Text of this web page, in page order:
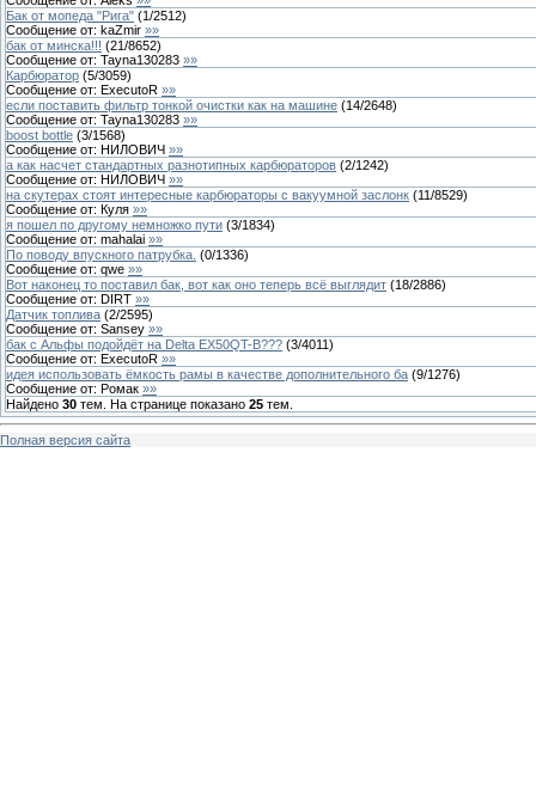
Бак от мопеда "Рига" (1/2512)
Сообщение от: kaZmir »»
бак от минска!!! (21/8652)
Сообщение от: Tayna130283 »»
Карбюратор (5/3059)
Сообщение от: ExecutoR »»
если поставить фильтр тонкой очистки как на машине (14/2648)
Сообщение от: Tayna130283 »»
boost bottle (3/1568)
Сообщение от: НИЛОВИЧ »»
а как насчет стандартных разнотипных карбюраторов (2/1242)
Сообщение от: НИЛОВИЧ »»
на скутерах стоят интересные карбюраторы с вакуумной заслонк (11/8529)
Сообщение от: Куля »»
я пошел по другому немножко пути (3/1834)
Сообщение от: mahalai »»
По поводу впускного патрубка. (0/1336)
Сообщение от: qwe »»
Вот наконец то поставил бак, вот как оно теперь всё выглядит (18/2886)
Сообщение от: DIRT »»
Датчик топлива (2/2595)
Сообщение от: Sansey »»
бак с Альфы подойдёт на Delta EX50QT-B??? (3/4011)
Сообщение от: ExecutoR »»
идея использовать ёмкость рамы в качестве дополнительного ба (9/1276)
Сообщение от: Ромак »»
Найдено 30 тем. На странице показано 25 тем.
Полная версия сайта